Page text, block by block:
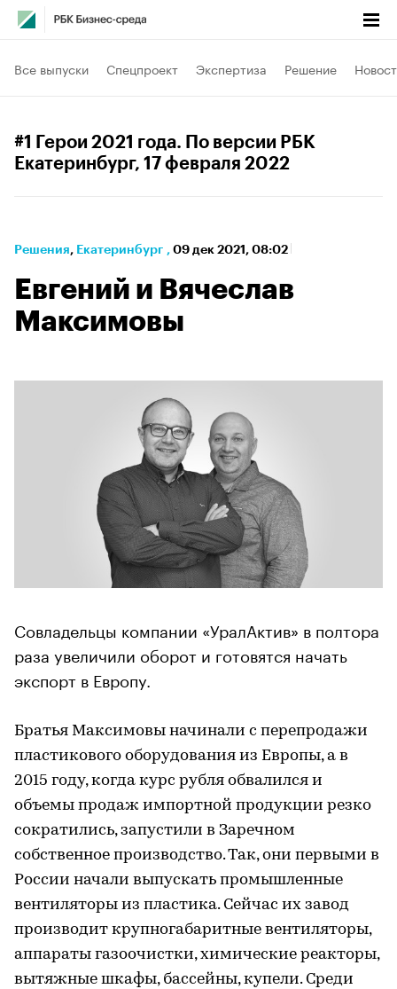
Все выпуски Спецпроект Экспертиза Решение
#1 Герои 2021 года. По версии РБК
Екатеринбург, 17 февраля 2022
Решения⁠, Екатеринбург , 09 дек 2021, 08:02
Евгений и Вячеслав
Максимовы
Совладельцы компании «УралАктив» в полтора
раза увеличили оборот и готовятся начать
экспорт в Европу.
Братья Максимовы начинали с перепродажи
пластикового оборудования из Европы, а в
2015 году, когда курс рубля обвалился и
объемы продаж импортной продукции резко
сократились, запустили в Заречном
собственное производство. Так, они первыми в
России начали выпускать промышленные
вентиляторы из пластика. Сейчас их завод
производит крупногабаритные вентиляторы,
аппараты газоочистки, химические реакторы,
вытяжные шкафы, бассейны, купели. Среди